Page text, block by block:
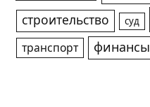
строительство суд
транспорт финансы